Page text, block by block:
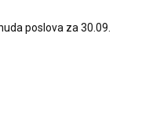
poslova za 30.09.